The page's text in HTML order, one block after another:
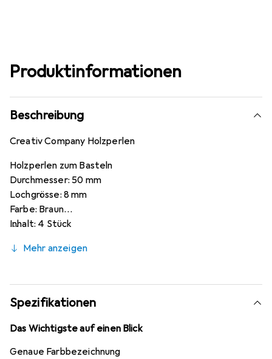
Produktinformationen
Beschreibung
Creativ Company Holzperlen
Holzperlen zum Basteln
Durchmesser: 50 mm
Lochgrösse: 8 mm
Farbe: Braun
Inhalt: 4 Stück
Mehr anzeigen
Spezifikationen
Das Wichtigste auf einen Blick
Genaue Farbbezeichnung